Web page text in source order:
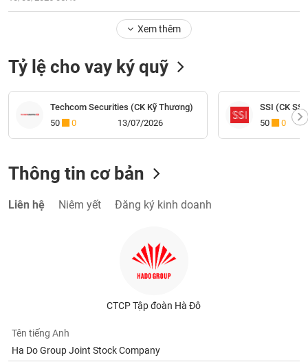
Xem thêm
Tỷ lệ cho vay ký quỹ
Techcom Securities (CK Kỹ Thương)
50
0 13/07/2026
SSI (CK
50
0
Thông tin cơ bản
Liên hệ Niêm yết Đăng ký kinh doanh
CTCP Tập đoàn Hà Đô
Tên tiếng Anh
Ha Do Group Joint Stock Company